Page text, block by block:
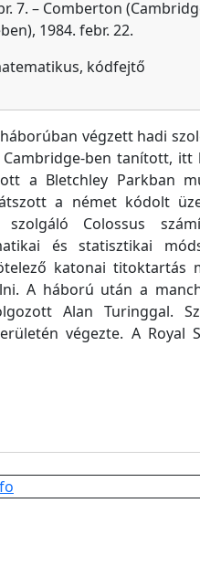
7. – Comberton
1984. febr. 22.
kódfejtő
végzett hadi
ben tanított, itt
a Bletchley Parkban
a német kódolt
Colossus
és statisztikai
katonai titoktartás
A háború után a
Alan Turinggal.
végezte. A Royal